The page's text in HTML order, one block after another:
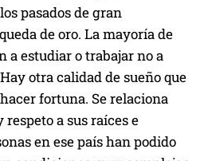
pasados de gran
de oro. La mayoría de
a estudiar o trabajar no a
otra calidad de sueño que
fortuna. Se relaciona
a sus raíces e
en ese país han podido